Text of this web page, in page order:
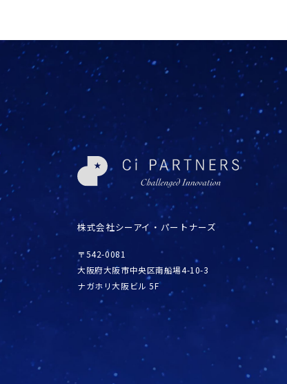
株式会社シーアイ・パートナーズ
〒542-0081
大阪府大阪市中央区南船場4-10-3
ナガホリ大阪ビル 5F